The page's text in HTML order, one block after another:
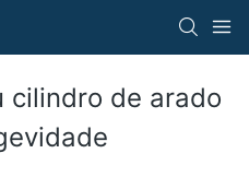
cilindro de arado